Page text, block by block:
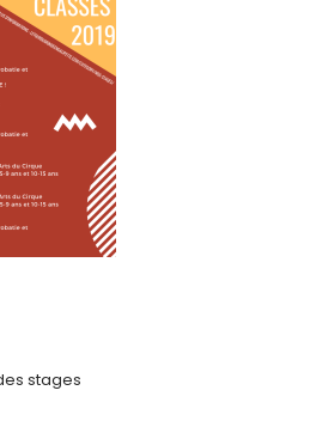
stages